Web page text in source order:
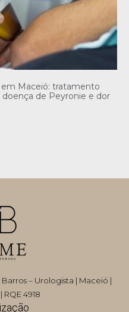
Maceió: tratamento
de Peyronie e dor
– Urologista | Maceió |
RQE 4918